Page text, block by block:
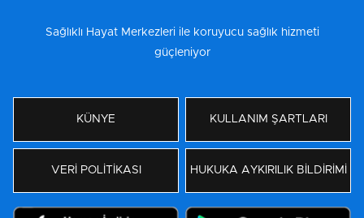
Sağlıklı Hayat Merkezleri ile koruyucu sağlık hizmeti
güçleniyor
KÜNYE KULLANIM ŞARTLARI
VERİ POLİTİKASI HUKUKA AYKIRILIK BİLDİRİMİ